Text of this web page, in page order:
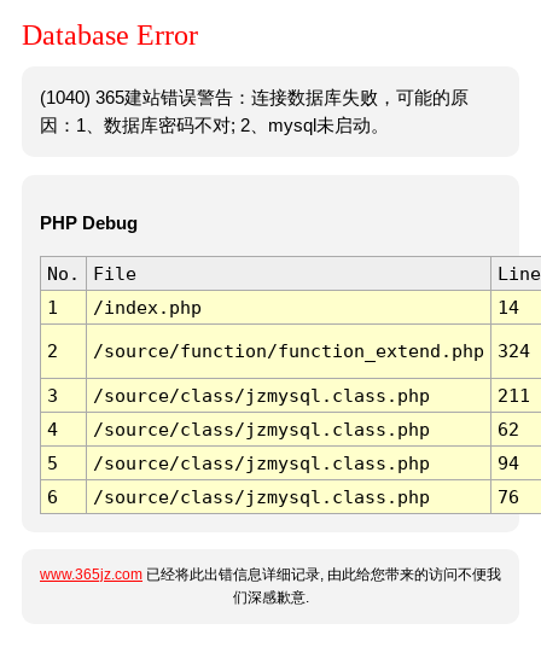
Database Error
(1040) 365建站错误警告：连接数据库失败，可能的原
因：1、数据库密码不对; 2、mysql未启动。
PHP Debug
No. File
Line
1
/index.php 14
2 /source/function/function_extend.php 324
3 /source/class/jzmysql.class.php
211
4
/source/class/jzmysql.class.php
62
5
/source/class/jzmysql.class.php
94
6
/source/class/jzmysql.class.php 76
www.365jz.com 已经将此出错信息详细记录, 由此给您带来的访问不便我
们深感歉意.